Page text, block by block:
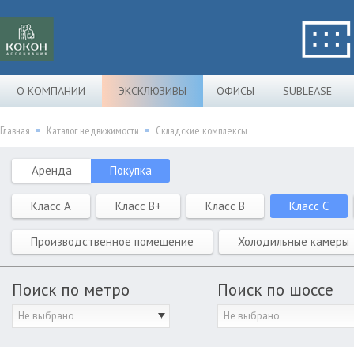
О КОМПАНИИ ЭКСКЛЮЗИВЫ ОФИСЫ SUBLEASE
Главная Каталог недвижимости Складские комплексы
Аренда Покупка
Класс A Класс B+ Класс B Класс C
Производственное помещение Холодильные камеры
Поиск по метро
Не выбрано
Поиск по шоссе
Не выбрано